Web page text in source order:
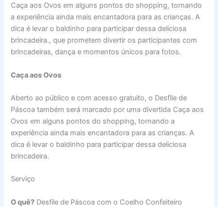
Caça aos Ovos em alguns pontos do shopping, tornando
a experiência ainda mais encantadora para as crianças. A
dica é levar o baldinho para participar dessa deliciosa
brincadeira., que prometem divertir os participantes com
brincadeiras, dança e momentos únicos para fotos.
Caça aos Ovos
Aberto ao público e com acesso gratuito, o Desfile de
Páscoa também será marcado por uma divertida Caça aos
Ovos em alguns pontos do shopping, tornando a
experiência ainda mais encantadora para as crianças. A
dica é levar o baldinho para participar dessa deliciosa
brincadeira.
Serviço
O quê? Desfile de Páscoa com o Coelho Confeiteiro